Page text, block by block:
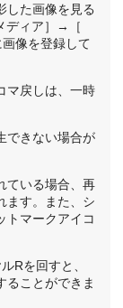
した画像を見る
ディア］ →
［
像を登録して
マ戻しは、一時
できない場合が
ている場合、再
ます。また、シ
トマークアイコ
Rを回すと、
ることができま